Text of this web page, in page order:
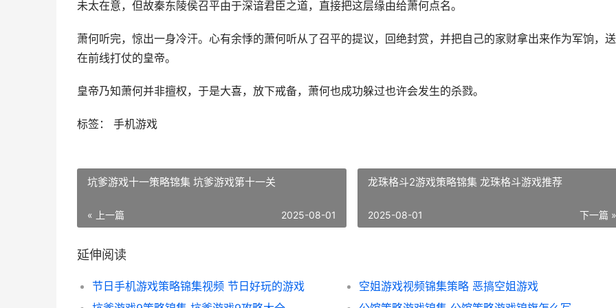
未太在意，但故秦东陵侯召平由于深谙君臣之道，直接把这层缘由给萧何点名。
萧何听完，惊出一身冷汗。心有余悸的萧何听从了召平的提议，回绝封赏，并把自己的家财拿出来作为军饷，
在前线打仗的皇帝。
皇帝乃知萧何并非擅权，于是大喜，放下戒备，萧何也成功躲过也许会发生的杀戮。
标签： 手机游戏
坑爹游戏十一策略锦集 坑爹游戏第十一关
« 上一篇 2025-08-01
龙珠格斗2游戏策略锦集 龙珠格斗游戏推荐
下一篇 »
2025-08-01
延伸阅读
节日手机游戏策略锦集视频 节日好玩的游戏
空姐游戏视频锦集策略 恶搞空姐游戏